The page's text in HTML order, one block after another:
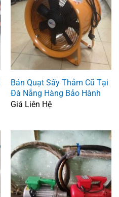
Bán Quạt Sấy Thảm Cũ Tại
Đà Nẵng Hàng Bảo Hành
Giá Liên Hệ